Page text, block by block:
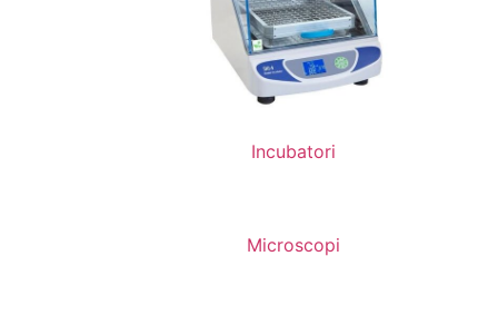
Incubatori
Microscopi